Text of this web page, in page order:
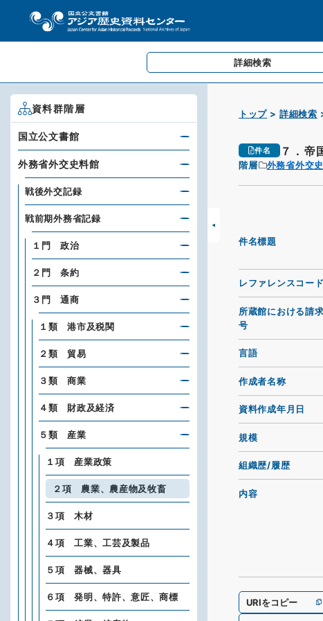
詳細検索
トップ 詳細検索
件名 ７．帝
階層 外務省外交
件名標題
レファレンスコード
所蔵館における請
号
言語
作成者名称
資料作成年月日
規模
組織歴/履歴
内容
URIをコピー
資料群階層
国立公文書館
外務省外交史料館
戦後外交記録
戦前期外務省記録
１門 政治
２門 条約
３門 通商
１類 港市及税関
２類 貿易
３類 商業
４類 財政及経済
５類 産業
１項 産業政策
２項 農業、農産物及牧畜
３項 木材
４項 工業、工芸及製品
５項 器械、器具
６項 発明、特許、意匠、商標